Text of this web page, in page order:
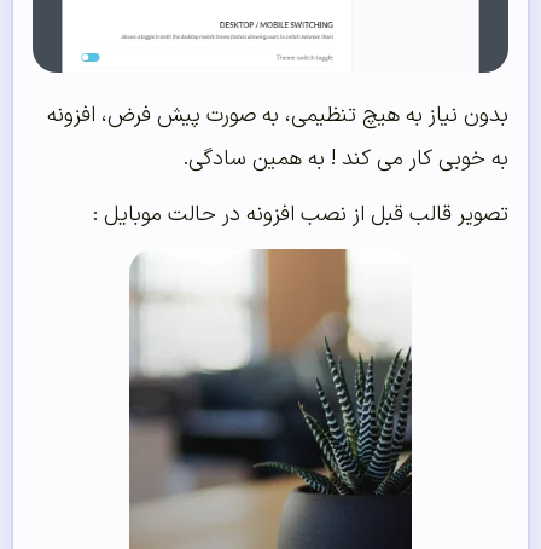
بدون نیاز به هیچ تنظیمی، به صورت پیش فرض، افزونه
به خوبی کار می کند ! به همین سادگی.
تصویر قالب قبل از نصب افزونه در حالت موبایل :